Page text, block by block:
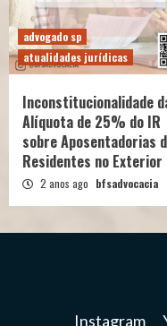
advogado sp
atualidades jurídicas
Inconstitucionalidade
Alíquota de 25% do IR
sobre Aposentadorias
Residentes no Exterior
2 anos ago bfsadvocacia
Instagram